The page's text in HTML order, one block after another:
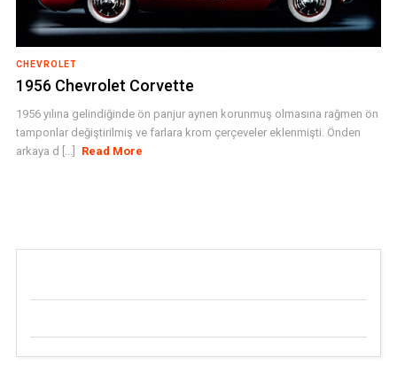
CHEVROLET
1956 Chevrolet Corvette
1956 yılına gelindiğinde ön panjur aynen korunmuş olmasına rağmen ön
tamponlar değiştirilmiş ve farlara krom çerçeveler eklenmişti. Önden
arkaya d [...]
Read More